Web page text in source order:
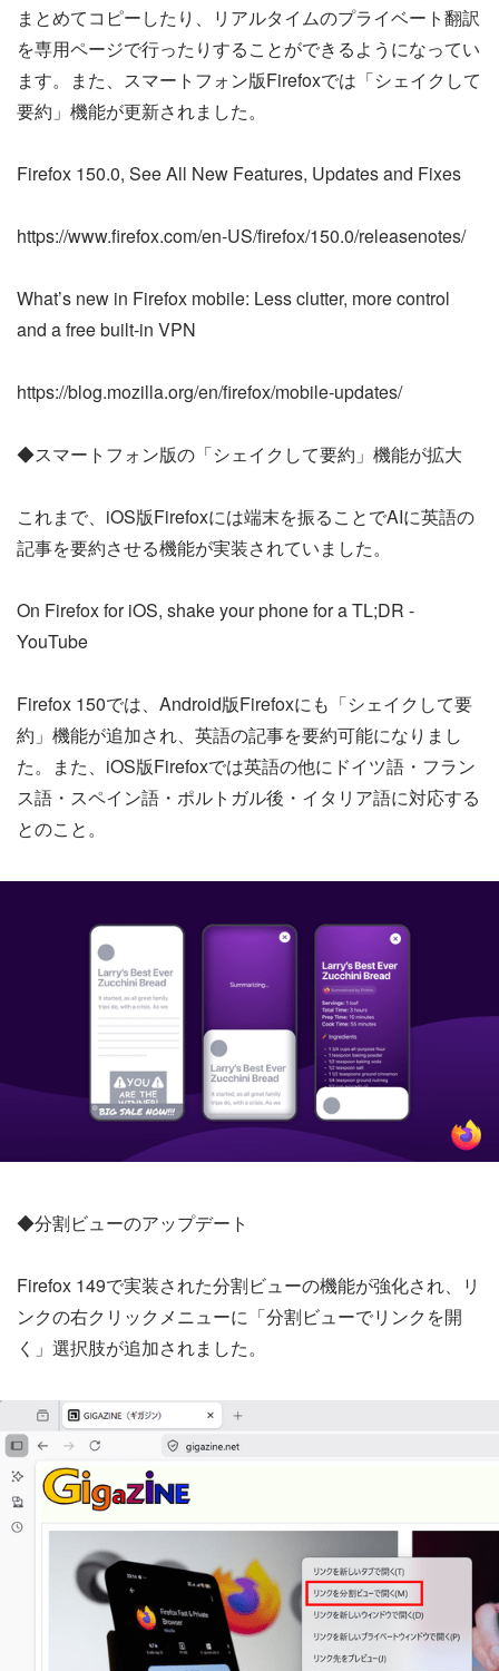
まとめてコピーしたり、リアルタイムのプライベート翻訳
を専用ページで行ったりすることができるようになってい
ます。また、スマートフォン版Firefoxでは「シェイクして
要約」機能が更新されました。
Firefox 150.0, See All New Features, Updates and Fixes
https://www.firefox.com/en-US/firefox/150.0/releasenotes/
What’s new in Firefox mobile: Less clutter, more control
and a free built-in VPN
https://blog.mozilla.org/en/firefox/mobile-updates/
◆スマートフォン版の「シェイクして要約」機能が拡大
これまで、iOS版Firefoxには端末を振ることでAIに英語の
記事を要約させる機能が実装されていました。
On Firefox for iOS, shake your phone for a TL;DR -
YouTube
Firefox 150では、Android版Firefoxにも「シェイクして要
約」機能が追加され、英語の記事を要約可能になりまし
た。また、iOS版Firefoxでは英語の他にドイツ語・フラン
ス語・スペイン語・ポルトガル後・イタリア語に対応する
とのこと。
◆分割ビューのアップデート
Firefox 149で実装された分割ビューの機能が強化され、リ
ンクの右クリックメニューに「分割ビューでリンクを開
く」選択肢が追加されました。